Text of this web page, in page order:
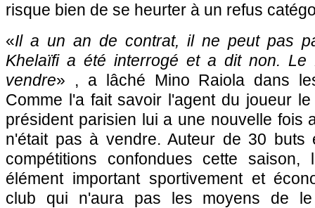
risque bien de se heurter à un refus
«Il a un an de contrat, il ne peut pas
Khelaïfi a été interrogé et a dit non.
vendre» , a lâché Mino Raiola dans
Comme l'a fait savoir l'agent du joueur
président parisien lui a une nouvelle fois
n'était pas à vendre. Auteur de 30 buts
compétitions confondues cette
élément important sportivement et
club qui n'aura pas les moyens de